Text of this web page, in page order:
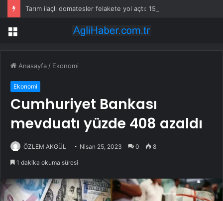
Menü
Anasayfa / Ekonomi
Ekonomi
Cumhuriyet Bankası
mevduatı yüzde 408 azaldı
ÖZLEM AKGÜL Nisan 25, 2023 0 8
1 dakika okuma süresi